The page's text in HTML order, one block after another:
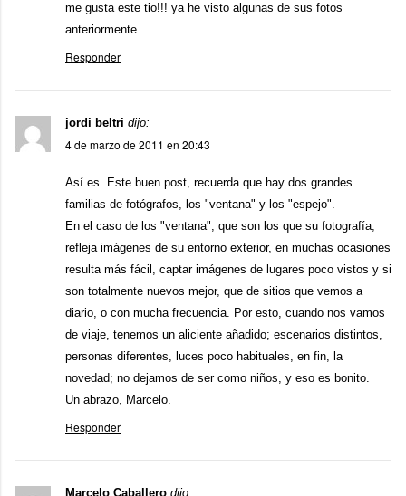
me gusta este tio!!! ya he visto algunas de sus fotos
anteriormente.
Responder
jordi beltri dijo:
4 de marzo de 2011 en 20:43
Así es. Este buen post, recuerda que hay dos grandes
familias de fotógrafos, los "ventana" y los "espejo".
En el caso de los "ventana", que son los que su fotografía,
refleja imágenes de su entorno exterior, en muchas ocasiones
resulta más fácil, captar imágenes de lugares poco vistos y si
son totalmente nuevos mejor, que de sitios que vemos a
diario, o con mucha frecuencia. Por esto, cuando nos vamos
de viaje, tenemos un aliciente añadido; escenarios distintos,
personas diferentes, luces poco habituales, en fin, la
novedad; no dejamos de ser como niños, y eso es bonito.
Un abrazo, Marcelo.
Responder
Marcelo Caballero dijo: